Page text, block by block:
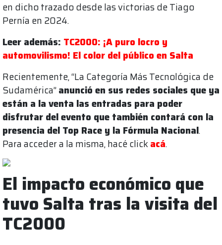
en dicho trazado desde las victorias de Tiago
Pernía en 2024.
Leer además: TC2000: ¡A puro locro y
automovilismo! El color del público en Salta
Recientemente, “La Categoría Más Tecnológica de
Sudamérica”anunció en sus redes sociales que ya
están a la venta las entradas para poder
disfrutar del evento que también contará con la
presencia del Top Race y la Fórmula Nacional.
Para acceder a la misma, hacé click acá.
El impacto económico que
tuvo Salta tras la visita del
TC2000